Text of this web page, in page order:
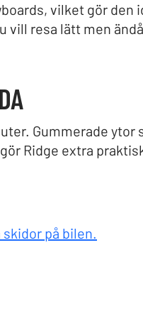
vilket gör den
resa lätt men
Gummerade
Ridge extra
på bilen.